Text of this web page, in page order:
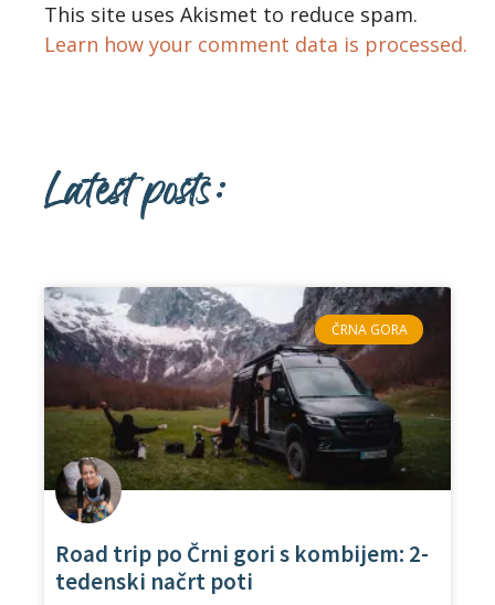
This site uses Akismet to reduce spam.
Learn how your comment data is processed.
Latest posts:
ČRNA GORA
Road trip po Črni gori s kombijem: 2-
tedenski načrt poti